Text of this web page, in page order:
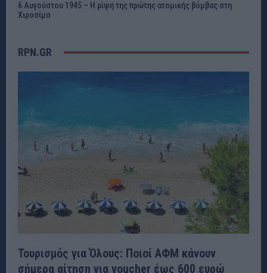
6 Αυγούστου 1945 – Η ρίψη της πρώτης ατομικής βόμβας στη
Χιροσίμα
RPN.GR
Τουρισμός για Όλους: Ποιοί ΑΦΜ κάνουν
σήμερα αίτηση για voucher έως 600 ευρώ